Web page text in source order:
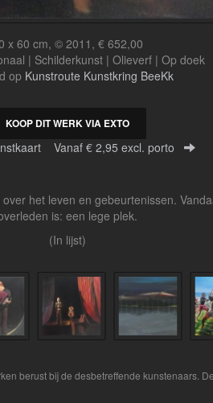
x 60 cm, © 2011, € 652,00
| Schilderkunst | Olieverf | Op doek
op Kunstroute Kunstkring BeeKk
KOOP DIT WERK VIA EXTO
Vanaf € 2,95 excl. porto
het leven en gebeurtenissen.
is: een lege plek.
(In lijst)
berust bij de desbetreffende kunstenaars.